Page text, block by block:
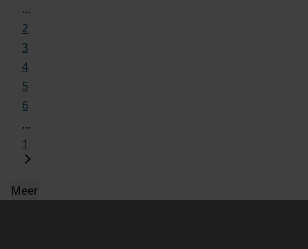
...
2
3
4
5
6
...
1
Meer